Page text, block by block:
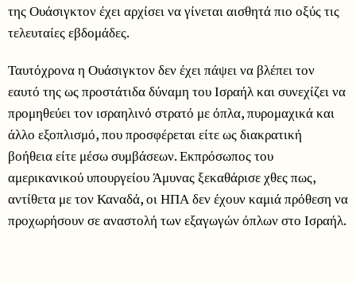
της Ουάσιγκτον έχει αρχίσει να γίνεται αισθητά πιο οξύς τις
τελευταίες εβδομάδες.
Ταυτόχρονα η Ουάσιγκτον δεν έχει πάψει να βλέπει τον
εαυτό της ως προστάτιδα δύναμη του Ισραήλ και συνεχίζει να
προμηθεύει τον ισραηλινό στρατό με όπλα, πυρομαχικά και
άλλο εξοπλισμό, που προσφέρεται είτε ως διακρατική
βοήθεια είτε μέσω συμβάσεων. Εκπρόσωπος του
αμερικανικού υπουργείου Άμυνας ξεκαθάρισε χθες πως,
αντίθετα με τον Καναδά, οι ΗΠΑ δεν έχουν καμιά πρόθεση να
προχωρήσουν σε αναστολή των εξαγωγών όπλων στο Ισραήλ.